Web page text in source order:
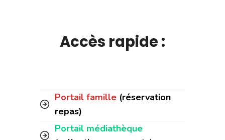
Accès rapide :
Portail famille (réservation
repas)
Portail médiathèque